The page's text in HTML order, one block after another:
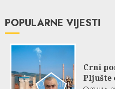
POPULARNE VIJESTI
Crni
Pljušte